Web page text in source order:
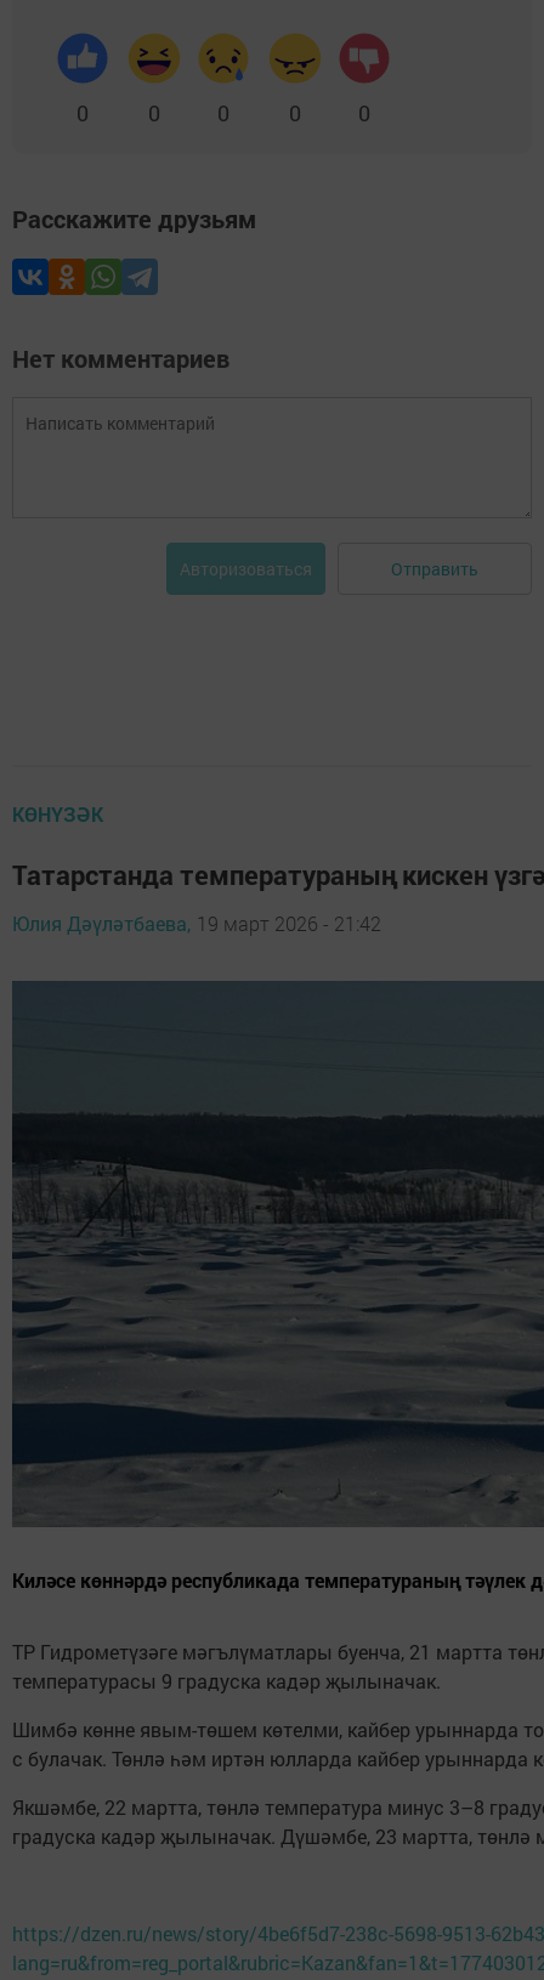
0 0 0 0 0
Расскажите друзьям
Нет комментариев
Авторизоваться Отправить
КӨНҮЗӘК
Татарстанда температураның кискен
Юлия Дәүләтбаева, 19 март 2026 - 21:42
Киләсе көннәрдә республикада температураның
ТР Гидрометүзәге мәгълүматлары буенча, 21 мартта
температурасы 9 градуска кадәр җылыначак.
Шимбә көнне явым-төшем көтелми, кайбер урыннарда
с булачак. Төнлә һәм иртән юлларда кайбер урыннарда
Якшәмбе, 22 мартта, төнлә температура минус 3–8
градуска кадәр җылыначак. Дүшәмбе, 23 мартта,
https://dzen.ru/news/story/4be6f5d7-238c-5698-9513-